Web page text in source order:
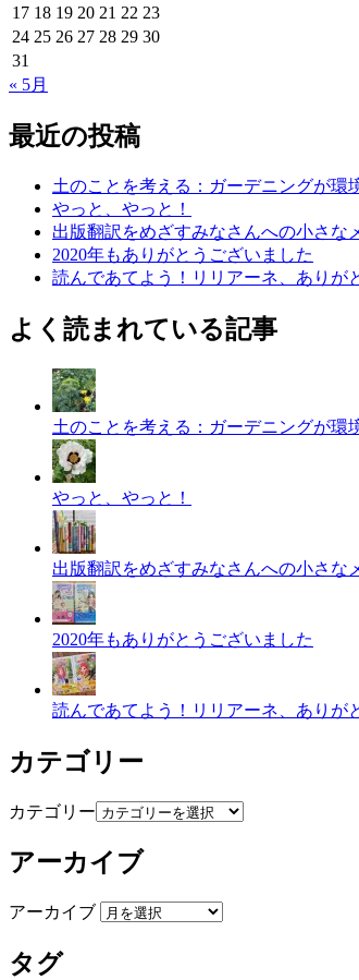
17 18 19 20 21 22 23
24 25 26 27 28 29 30
31
« 5月
最近の投稿
土のことを考える：ガーデニングが環
やっと、やっと！
出版翻訳をめざすみなさんへの小さな
2020年もありがとうございました
読んであてよう！リリアーネ、ありが
よく読まれている記事
土のことを考える：ガーデニングが環
やっと、やっと！
出版翻訳をめざすみなさんへの小さな
2020年もありがとうございました
読んであてよう！リリアーネ、ありが
カテゴリー
カテゴリー
アーカイブ
アーカイブ
タグ